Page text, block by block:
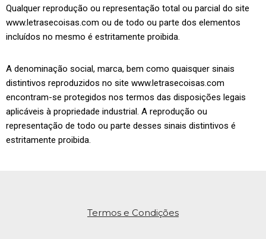
Qualquer reprodução ou representação total ou parcial do site
www.letrasecoisas.com ou de todo ou parte dos elementos
incluídos no mesmo é estritamente proibida.
A denominação social, marca, bem como quaisquer sinais
distintivos reproduzidos no site www.letrasecoisas.com
encontram-se protegidos nos termos das disposições legais
aplicáveis à propriedade industrial. A reprodução ou
representação de todo ou parte desses sinais distintivos é
estritamente proibida.
Termos e Condições